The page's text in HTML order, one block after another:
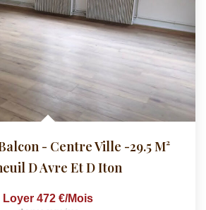
- Centre Ville -29.5 M²
D Avre Et D Iton
Loyer 472 €/mois